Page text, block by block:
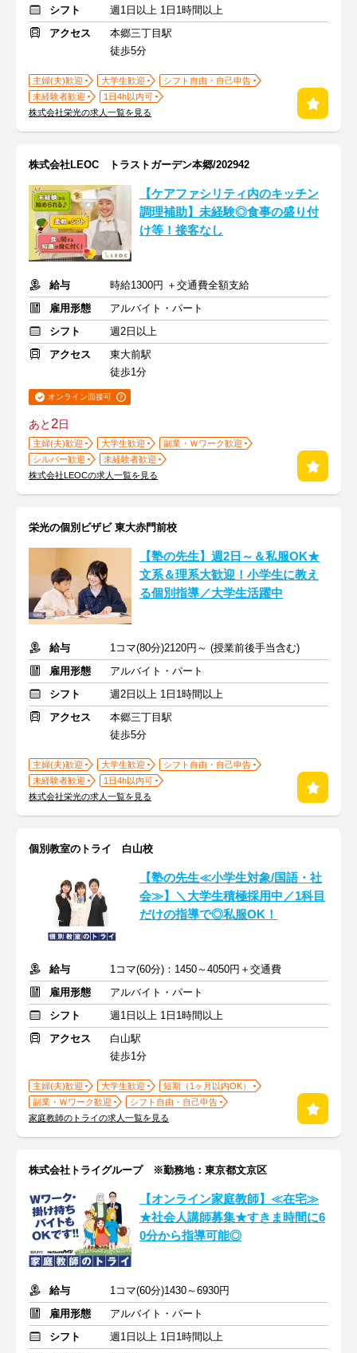
シフト
週1日以上 1日1時間以上
アクセス
本郷三丁目駅
徒歩5分
主婦(夫)歓迎 大学生歓迎
シフト自由・自己申告
未経験者歓迎
1日4h以内可
株式会社栄光の求人一覧を見る
株式会社LEOC トラストガーデン本郷/202942
【ケアファシリティ内のキッチン
調理補助】未経験◎食事の盛り付
け等！接客なし
給与
時給1300円 ＋交通費全額支給
雇用形態
アルバイト・パート
シフト
週2日以上
アクセス
東大前駅
徒歩1分
オンライン面接可
あと2日
主婦(夫)歓迎 大学生歓迎
副業・Ｗワーク歓迎
シルバー歓迎
未経験者歓迎
株式会社LEOCの求人一覧を見る
栄光の個別ビザビ 東大赤門前校
【塾の先生】週2日～＆私服OK★
文系＆理系大歓迎！小学生に教え
る個別指導／大学生活躍中
給与
1コマ(80分)2120円～ (授業前後手当含む)
雇用形態
アルバイト・パート
シフト
週2日以上 1日1時間以上
アクセス
本郷三丁目駅
徒歩5分
主婦(夫)歓迎 大学生歓迎
シフト自由・自己申告
未経験者歓迎
1日4h以内可
株式会社栄光の求人一覧を見る
個別教室のトライ 白山校
【塾の先生≪小学生対象/国語・社
会≫】＼大学生積極採用中／1科目
だけの指導で◎私服OK！
給与
1コマ(60分)：1450～4050円＋交通費
雇用形態
アルバイト・パート
シフト
週1日以上 1日1時間以上
アクセス
白山駅
徒歩1分
主婦(夫)歓迎 大学生歓迎
短期（1ヶ月以内OK）
副業・Ｗワーク歓迎
シフト自由・自己申告
家庭教師のトライの求人一覧を見る
株式会社トライグループ ※勤務地：東京都文京区
【オンライン家庭教師】≪在宅≫
★社会人講師募集★すきま時間に6
0分から指導可能◎
給与
1コマ(60分)1430～6930円
雇用形態
アルバイト・パート
シフト
週1日以上 1日1時間以上